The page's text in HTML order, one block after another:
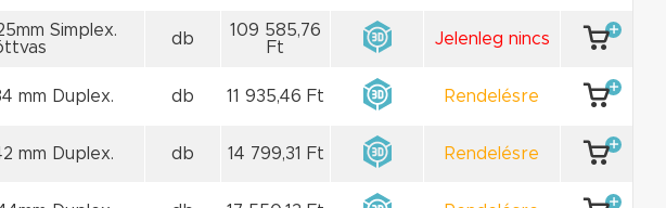
Simplex.
db
109 585,76
Ft
Jelenleg nincs
mm Duplex. db 11 935,46 Ft Rendelésre
mm Duplex. db 14 799,31 Ft Rendelésre